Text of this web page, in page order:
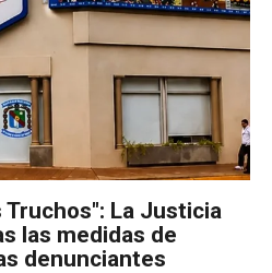
Truchos": La Justicia
las medidas de
denunciantes